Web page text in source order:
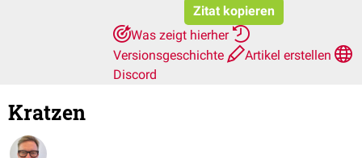
Zitat kopieren
Was zeigt hierher
Versionsgeschichte
Artikel erstellen
Discord
Kratzen